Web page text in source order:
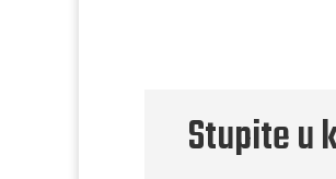
Stupite u